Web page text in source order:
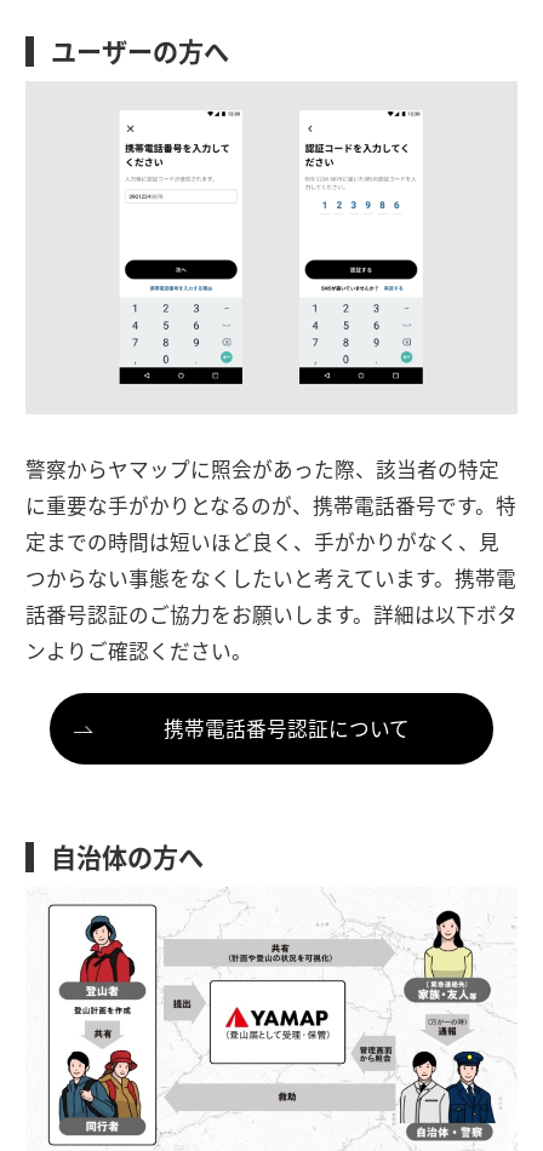
ユーザーの方へ
警察からヤマップに照会があった際、該当者の特定
に重要な手がかりとなるのが、携帯電話番号です。特
定までの時間は短いほど良く、手がかりがなく、見
つからない事態をなくしたいと考えています。携帯電
話番号認証のご協力をお願いします。詳細は以下ボタ
ンよりご確認ください。
携帯電話番号認証について
自治体の方へ